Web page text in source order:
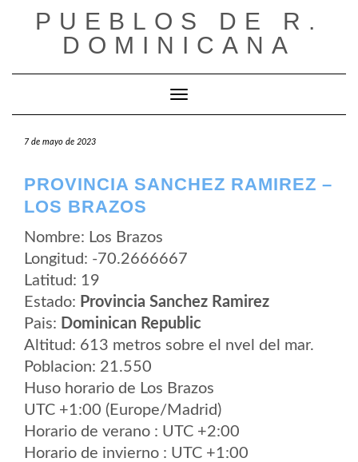
PUEBLOS DE R.
DOMINICANA
Cambiar modo de navegación
7 de mayo de 2023
PROVINCIA SANCHEZ RAMIREZ –
LOS BRAZOS
Nombre: Los Brazos
Longitud: -70.2666667
Latitud: 19
Estado: Provincia Sanchez Ramirez
Pais: Dominican Republic
Altitud: 613 metros sobre el nvel del mar.
Poblacion: 21.550
Huso horario de Los Brazos
UTC +1:00 (Europe/Madrid)
Horario de verano : UTC +2:00
Horario de invierno : UTC +1:00